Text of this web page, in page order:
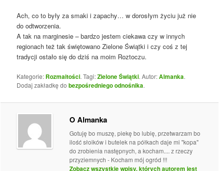
Ach, co to były za smaki i zapachy… w dorosłym życiu już nie
do odtworzenia.
A tak na marginesie – bardzo jestem ciekawa czy w innych
regionach też tak świętowano Zielone Świątki i czy coś z tej
tradycji ostało się do dziś na moim Roztoczu.
Kategorie: Rozmaitości. Tagi:Zielone Świątki. Autor:Almanka.
Dodaj zakładkę dobezpośredniego odnośnika.
O Almanka
Gotuję bo muszę, piekę bo lubię, przetwarzam bo
ilość słoików i butelek na półkach daje mi "kopa"
do zrobienia następnych, a kocham.... z rzeczy
przyziemnych - Kocham mój ogród !!!
Zobacz wszystkie wpisy, których autorem jest